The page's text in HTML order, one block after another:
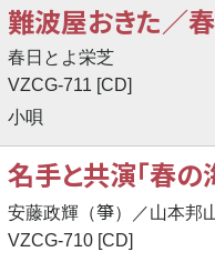
難波屋おきた／
春日とよ栄芝
VZCG-711 [CD]
小唄
名手と共演「春の
安藤政輝（箏）／山本邦
VZCG-710 [CD]